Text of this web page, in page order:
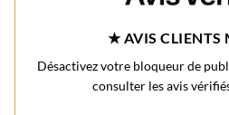
★ AVIS CLIENTS
Désactivez votre bloqueur de
consulter les avis